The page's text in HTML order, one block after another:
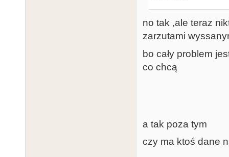
no tak ,ale teraz
zarzutami
bo cały problem
co chcą
a tak poza tym
czy ma ktoś dane